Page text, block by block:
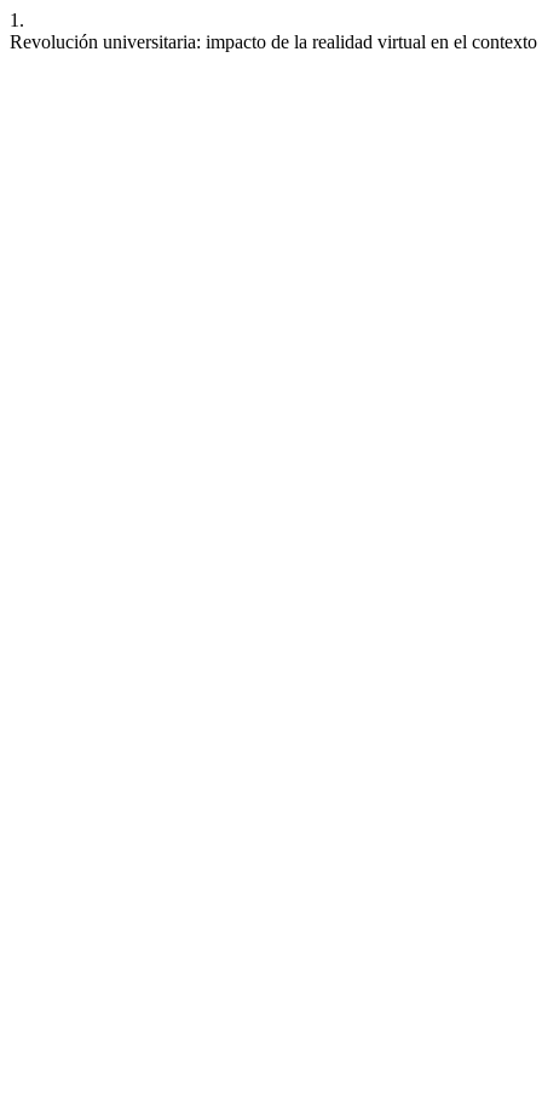
1.
Revolución universitaria: impacto de la realidad virtual en el